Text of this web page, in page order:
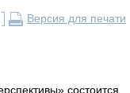
Версия для печати
состоится